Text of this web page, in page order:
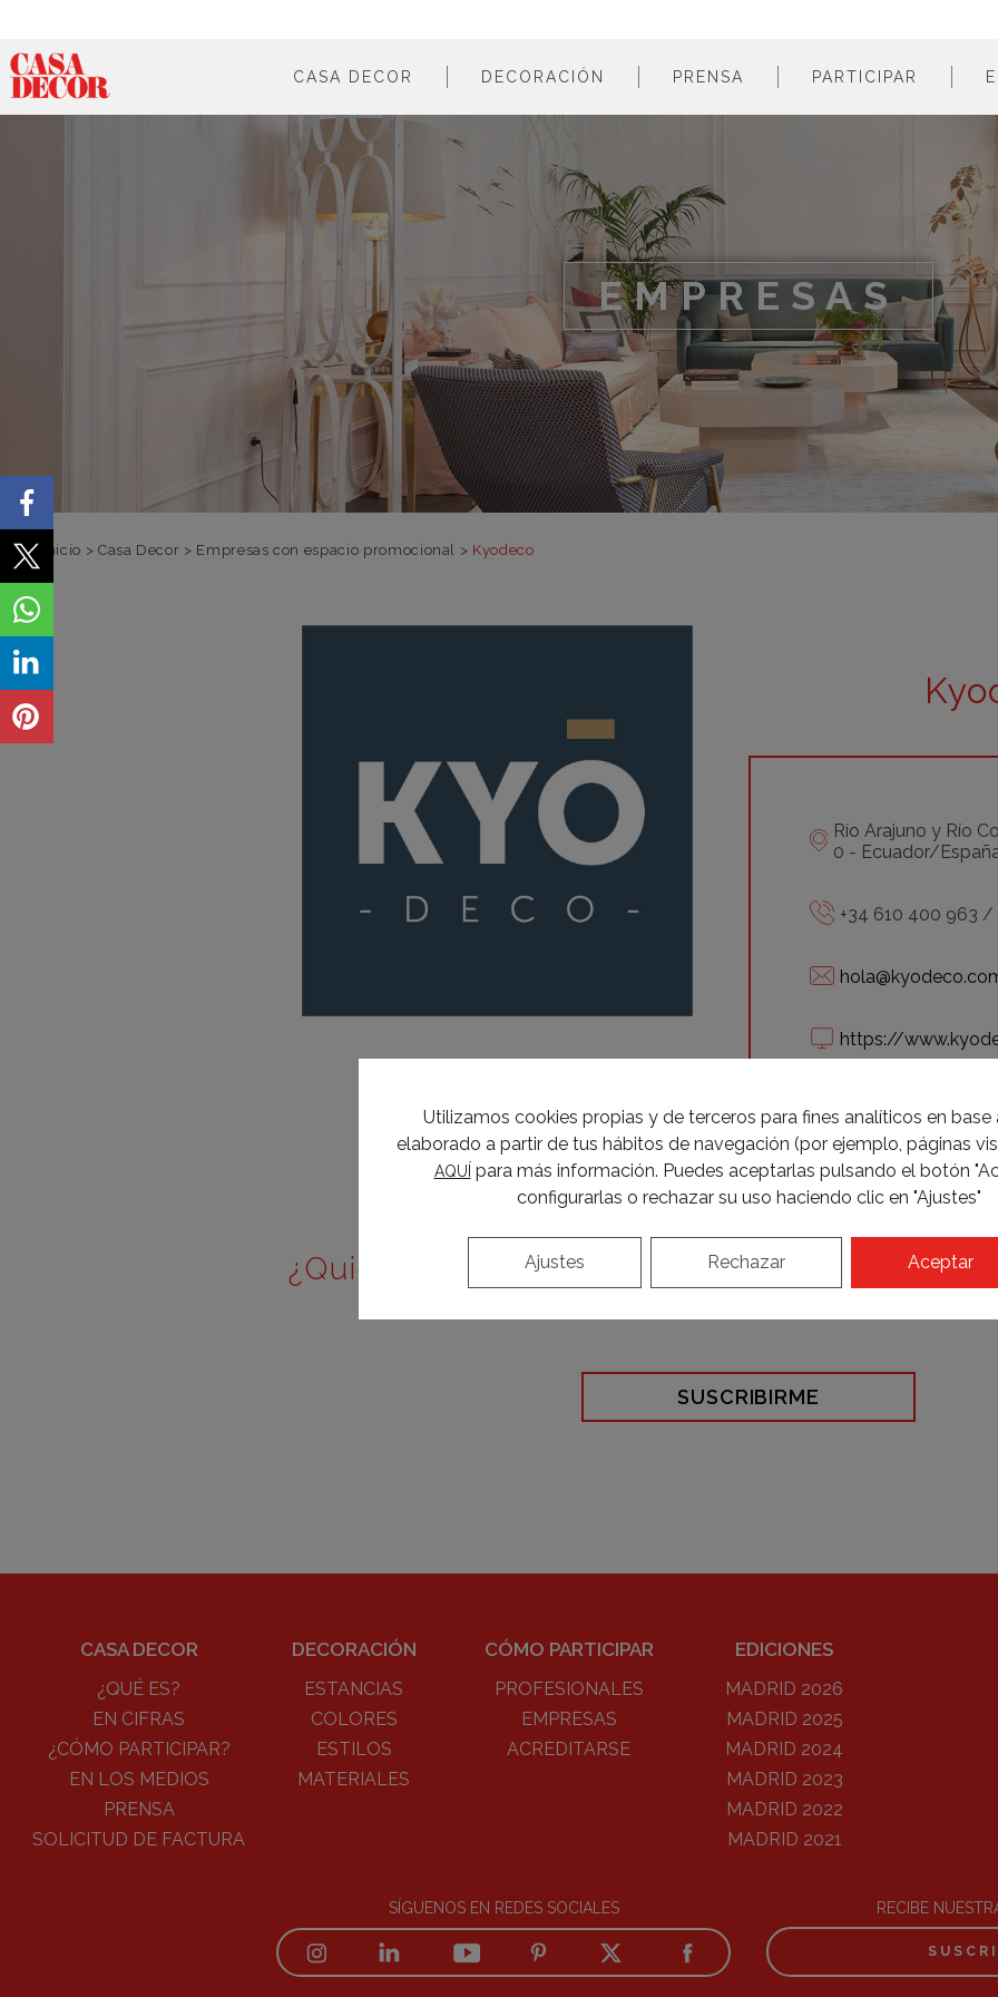
CASA DECOR
¿qué es?
en cifras
cómo participar
en los medios
DECORACIÓN
colores
estilos
materiales
PRENSA PARTICIPAR
EMPRESAS
Inicio > Casa Decor > Empresas con espacio promocional > Kyodeco
Río Arajuno y Río
0 - Ecuador/
+34 610 400 963
https://
¿Quieres conocer todas las novedades
SUSCRIBIRME
Utilizamos cookies propias y de terceros para fines analíticos en base
elaborado a partir de tus hábitos de navegación (por ejemplo, páginas
AQUÍ para más información. Puedes aceptarlas pulsando el botón
configurarlas o rechazar su uso haciendo clic en "Ajustes"
Aceptar
Rechazar
Ajustes
CASA DECOR
¿QUÉ ES?
EN CIFRAS
¿CÓMO PARTICIPAR?
EN LOS MEDIOS
PRENSA
SOLICITUD DE FACTURA
DECORACIÓN
ESTANCIAS
COLORES
ESTILOS
MATERIALES
CÓMO PARTICIPAR
PROFESIONALES
EMPRESAS
ACREDITARSE
EDICIONES
MADRID 2026
MADRID 2025
MADRID 2024
MADRID 2023
MADRID 2022
MADRID 2021
SÍGUENOS EN REDES SOCIALES RECIBE